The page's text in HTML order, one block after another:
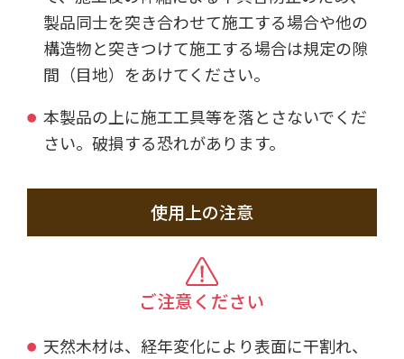
製品同士を突き合わせて施工する場合や他の
構造物と突きつけて施工する場合は規定の隙
間（目地）をあけてください。
本製品の上に施工工具等を落とさないでくだ
さい。破損する恐れがあります。
使用上の注意
ご注意ください
天然木材は、経年変化により表面に干割れ、